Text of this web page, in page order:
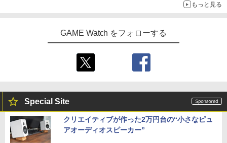
もっと見る
GAME Watch をフォローする
Special Site
クリエイティブが作った2万円台の“小さなピュ
アオーディオスピーカー”